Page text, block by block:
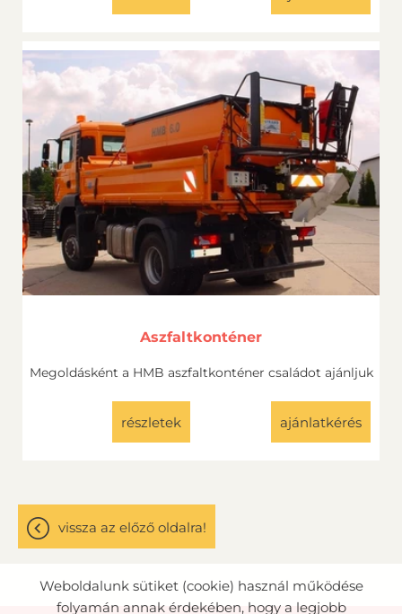
Aszfaltkonténer
Megoldásként a HMB aszfaltkonténer családot ajánljuk
részletek ajánlatkérés
vissza az előző oldalra!
Weboldalunk sütiket (cookie) használ működése
folyamán annak érdekében, hogy a legjobb